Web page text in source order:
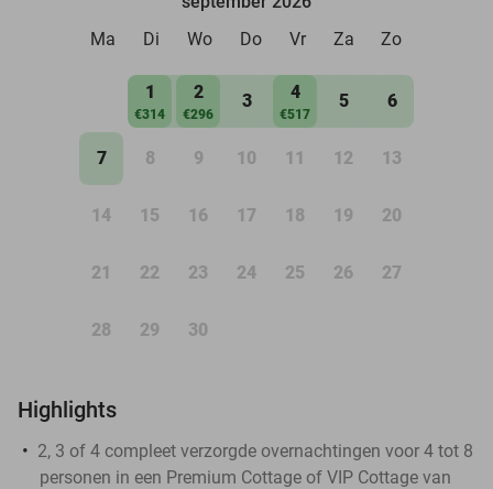
Ma
Di Wo Do Vr Za Zo
1
€314
2
€296
3 4
€517
5 6
7 8 9 10 11 12 13
14 15 16 17 18 19 20
21 22 23 24 25 26 27
28 29 30
Highlights
2, 3 of 4 compleet verzorgde overnachtingen voor 4 tot 8
personen in een Premium Cottage of VIP Cottage van